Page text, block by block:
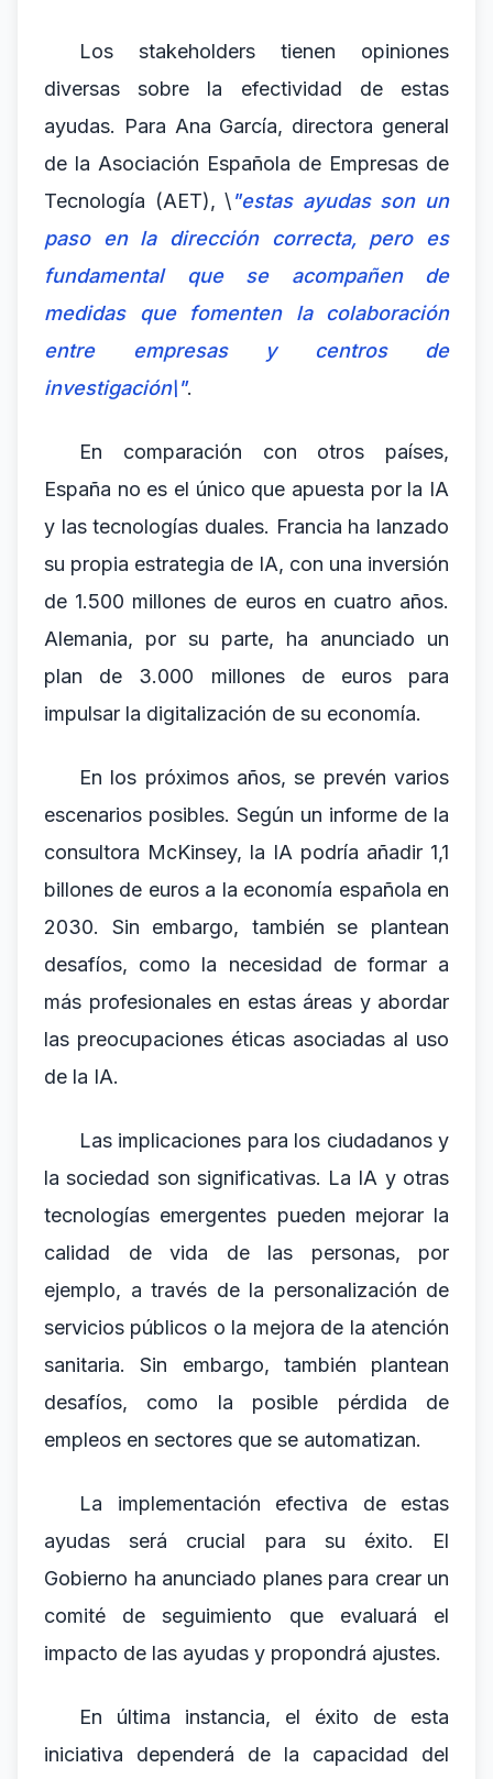
Los stakeholders tienen opiniones
diversas sobre la efectividad de estas
ayudas. Para Ana García, directora general
de la Asociación Española de Empresas de
Tecnología (AET), \"estas ayudas son un
paso en la dirección correcta, pero es
fundamental que se acompañen de
medidas que fomenten la colaboración
entre empresas y centros de
investigación\".
En comparación con otros países,
España no es el único que apuesta por la IA
y las tecnologías duales. Francia ha lanzado
su propia estrategia de IA, con una inversión
de 1.500 millones de euros en cuatro años.
Alemania, por su parte, ha anunciado un
plan de 3.000 millones de euros para
impulsar la digitalización de su economía.
En los próximos años, se prevén varios
escenarios posibles. Según un informe de la
consultora McKinsey, la IA podría añadir 1,1
billones de euros a la economía española en
2030. Sin embargo, también se plantean
desafíos, como la necesidad de formar a
más profesionales en estas áreas y abordar
las preocupaciones éticas asociadas al uso
de la IA.
Las implicaciones para los ciudadanos y
la sociedad son significativas. La IA y otras
tecnologías emergentes pueden mejorar la
calidad de vida de las personas, por
ejemplo, a través de la personalización de
servicios públicos o la mejora de la atención
sanitaria. Sin embargo, también plantean
desafíos, como la posible pérdida de
empleos en sectores que se automatizan.
La implementación efectiva de estas
ayudas será crucial para su éxito. El
Gobierno ha anunciado planes para crear un
comité de seguimiento que evaluará el
impacto de las ayudas y propondrá ajustes.
En última instancia, el éxito de esta
iniciativa dependerá de la capacidad del